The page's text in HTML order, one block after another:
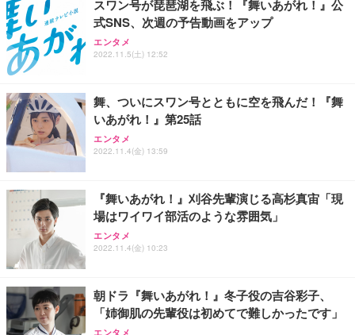
スワン号が琵琶湖を飛ぶ！『舞いあがれ！』公
式SNS、次週の予告動画をアップ
エンタメ
2022.11.5(土) 12:52
舞、ついにスワン号とともに空を飛んだ！『舞
いあがれ！』第25話
エンタメ
2022.11.4(金) 13:59
『舞いあがれ！』刈谷先輩演じる高杉真宙「現
場はワイワイ部活のような雰囲気」
エンタメ
2022.11.4(金) 10:23
朝ドラ『舞いあがれ！』冬子役の吉谷彩子、
「姉御肌の先輩役は初めてで難しかったです」
エンタメ